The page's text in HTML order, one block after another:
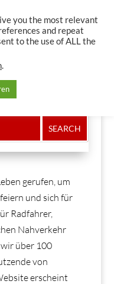
gerufen, um
und sich für
Radfahrer,
Nahverkehr
über 100
von
erscheint
you the most relevant
and repeat
to the use of ALL the
.